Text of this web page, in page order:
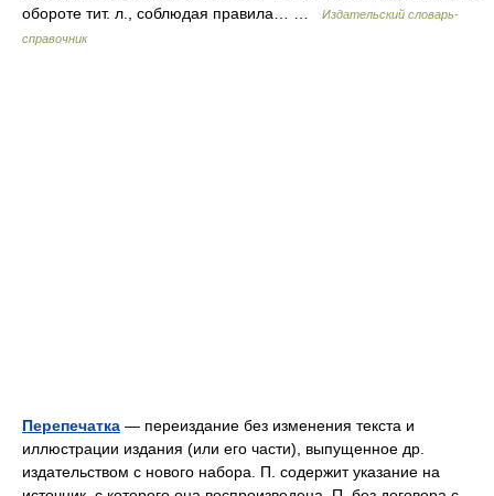
обороте тит. л., соблюдая правила… …
Издательский словарь-
справочник
Перепечатка — переиздание без изменения текста и
иллюстрации издания (или его части), выпущенное др.
издательством с нового набора. П. содержит указание на